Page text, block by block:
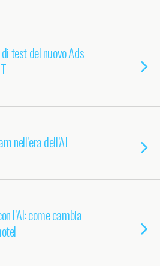
test del nuovo Ads
nell’era dell’AI
l’AI: come cambia